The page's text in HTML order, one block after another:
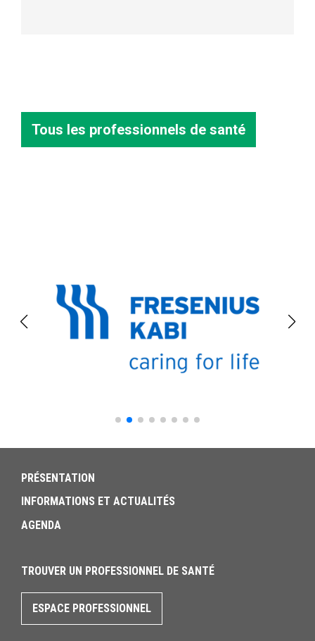
Tous les professionnels de santé
PRÉSENTATION
INFORMATIONS ET ACTUALITÉS
AGENDA
TROUVER UN PROFESSIONNEL DE SANTÉ
ESPACE PROFESSIONNEL